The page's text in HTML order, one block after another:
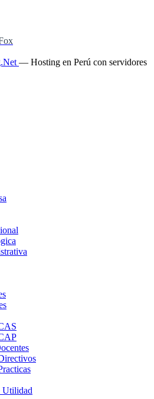
— Hosting en Perú con servidores
Utilidad